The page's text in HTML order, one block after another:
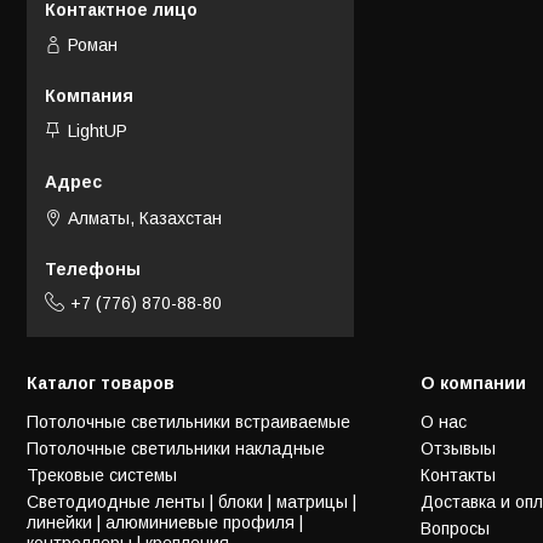
Роман
LightUP
Алматы, Казахстан
+7 (776) 870-88-80
Каталог товаров
Потолочные светильники встраиваемые
Потолочные светильники накладные
Трековые системы
Светодиодные ленты | блоки | матрицы |
линейки | алюминиевые профиля |
О компании
О нас
Отзывыы
Контакты
Доставка и
Вопросы